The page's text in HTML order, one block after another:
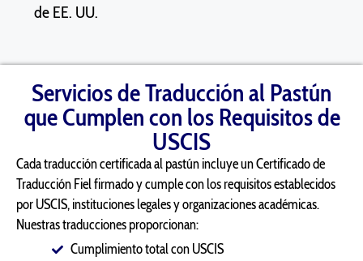
de EE. UU.
Servicios de Traducción al Pastún
que Cumplen con los Requisitos de
USCIS
Cada traducción certificada al pastún incluye un Certificado de
Traducción Fiel firmado y cumple con los requisitos establecidos
por USCIS, instituciones legales y organizaciones académicas.
Nuestras traducciones proporcionan:
Cumplimiento total con USCIS